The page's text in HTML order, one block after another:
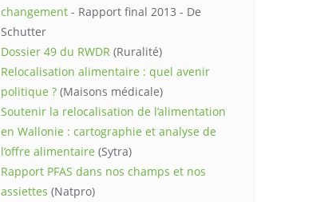
changement - Rapport final 2013 - De
Schutter
Dossier 49 du RWDR (Ruralité)
Relocalisation alimentaire : quel avenir
politique ? (Maisons médicale)
Soutenir la relocalisation de l’alimentation
en Wallonie : cartographie et analyse de
l’offre alimentaire (Sytra)
Rapport PFAS dans nos champs et nos
assiettes (Natpro)